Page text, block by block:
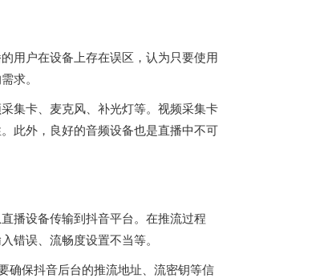
用户在设备上存在误区，认为只要使用
求。
集卡、麦克风、补光灯等。视频采集卡
此外，良好的音频设备也是直播中不可
播设备传输到抖音平台。在推流过程
错误、流畅度设置不当等。
确保抖音后台的推流地址、流密钥等信